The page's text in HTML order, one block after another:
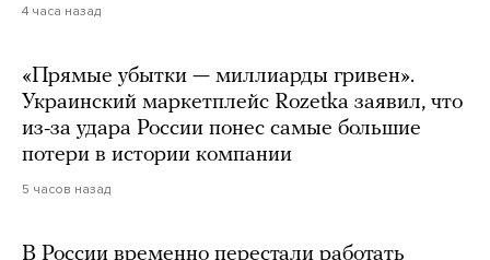
4 часа назад
«Прямые убытки — миллиарды гривен».
Украинский маркетплейс Rozetka заявил, что
из-за удара России понес самые большие
потери в истории компании
5 часов назад
В России временно перестали работать